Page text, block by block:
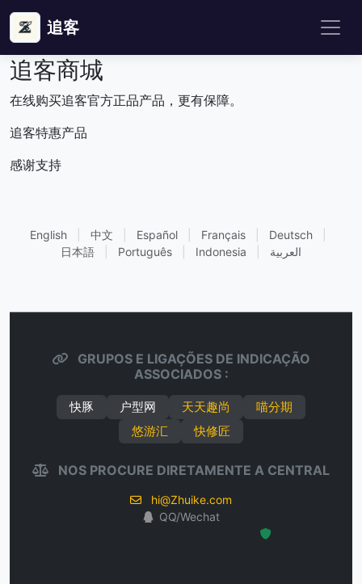
追客
追客商城
在线购买追客官方正品产品，更有保障。
追客特惠产品
感谢支持
English 中文 Español Français Deutsch
日本語
Português Indonesia العربية
GRUPOS E LIGAÇÕES DE INDICAÇÃO
ASSOCIADOS :
快豚 户型网 天天趣尚
喵分期
悠游汇
快修匠
NOS PROCURE DIRETAMENTE A CENTRAL
hi@Zhuike.com
QQ/Wechat